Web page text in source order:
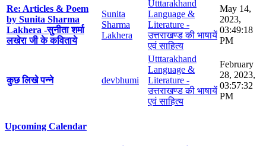
Re: Articles & Poem
by Sunita Sharma
Lakhera -सुनीता शर्मा
लखेरा जी के कविताये
Sunita
Sharma
Lakhera
Utttarakhand
Language &
Literature -
उत्तराखण्ड की भाषायें
एवं साहित्य
May 14,
2023,
03:49:18
PM
कुछ लिखे पन्ने devbhumi
Utttarakhand
Language &
Literature -
उत्तराखण्ड की भाषायें
एवं साहित्य
February
28, 2023,
03:57:32
PM
Upcoming Calendar